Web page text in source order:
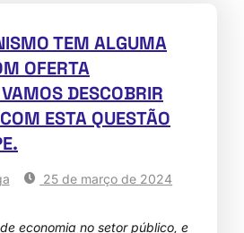
TEM ALGUMA
OFERTA
DESCOBRIR
ESTA QUESTÃO
25 de março de 2024
economia no setor público, e